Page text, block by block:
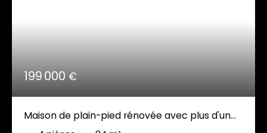
199 000 €
Maison de plain-pied rénovée avec plus d'un
hectare de terrain, dépendances et panneaux